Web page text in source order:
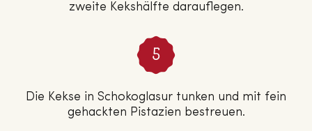
zweite Kekshälfte darauflegen.
Die Kekse in Schokoglasur tunken und mit fein
gehackten Pistazien bestreuen.